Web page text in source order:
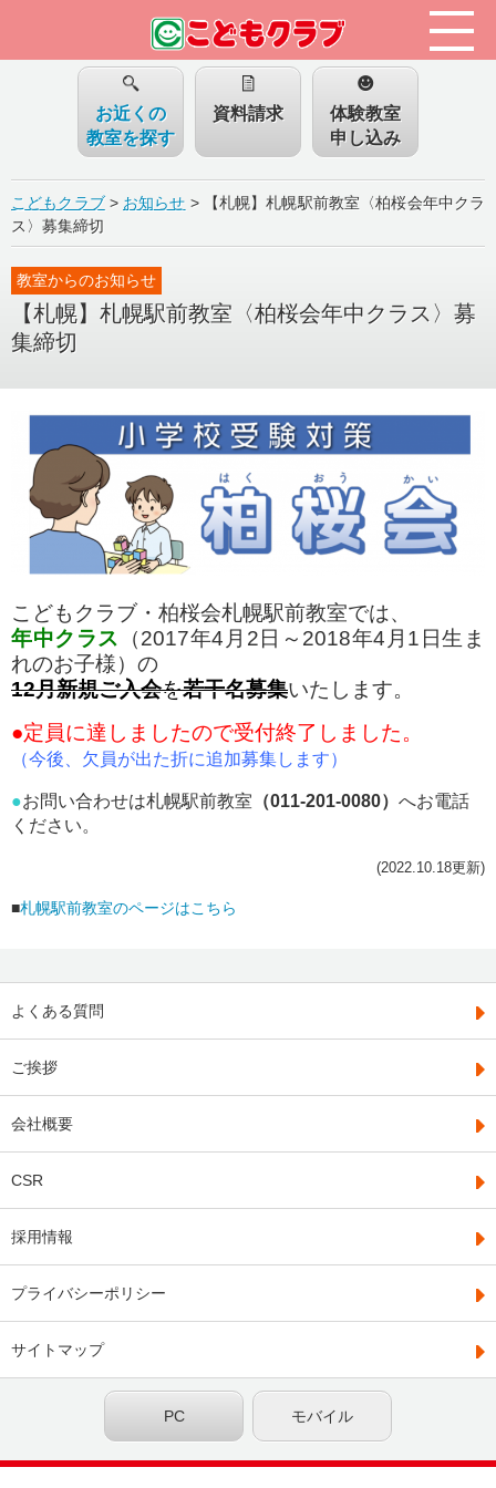
お近くの
教室を探す
資料請求
体験教室
申し込み
こどもクラブ> お知らせ >
【札幌】札幌駅前教室〈柏桜会年中クラ
ス〉募集締切
【札幌】札幌駅前教室〈柏桜会年中クラス〉募
集締切
教室からのお知らせ
こどもクラブ・柏桜会札幌駅前教室では、
年中クラス
（2017年4月2日～2018年4月1日生ま
れのお子様）の
12月新規ご入会を若干名募集いたします。
●定員に達しましたので受付終了しました。
（今後、欠員が出た折に追加募集します）
●お問い合わせは札幌駅前教室 （011-201-0080） へお電話
ください。
(2022.10.18更新)
■札幌駅前教室のページはこちら
よくある質問
ご挨拶
会社概要
CSR
採用情報
プライバシーポリシー
サイトマップ
モバイル
PC